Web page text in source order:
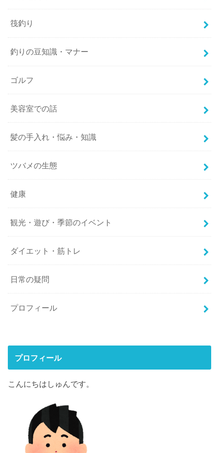
筏釣り
釣りの豆知識・マナー
ゴルフ
美容室での話
髪の手入れ・悩み・知識
ツバメの生態
健康
観光・遊び・季節のイベント
ダイエット・筋トレ
日常の疑問
プロフィール
プロフィール
こんにちはしゅんです。